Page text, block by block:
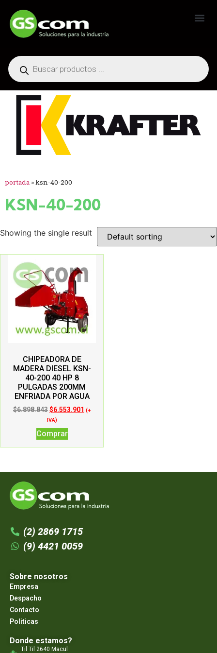
portada »ksn-40-200
KSN-40-200
Showing the single result
CHIPEADORA DE
MADERA DIESEL KSN-
40-200 40 HP 8
PULGADAS 200MM
ENFRIADA POR AGUA
$6.898.843$6.553.901 (+
IVA)
Comprar
(2) 2869 1715
(9) 4421 0059
Sobre nosotros
Empresa
Despacho
Contacto
Politicas
Donde estamos?
Til Til 2640 Macul